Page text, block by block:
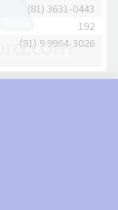
(81) 3631-0443
192
(81) 9 9964-3026